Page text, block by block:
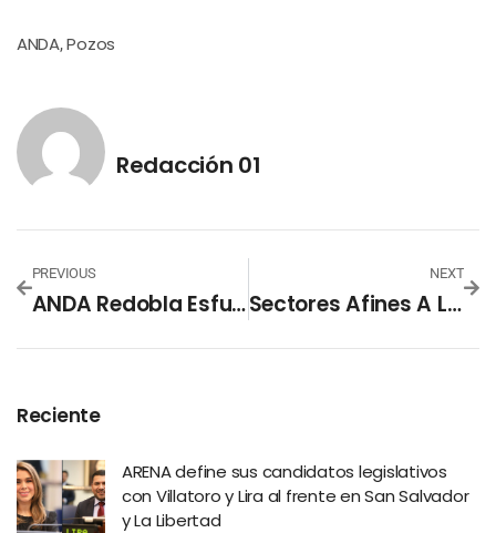
ANDA,Pozos
Redacción 01
PREVIOUS
ANDA Redobla Esfuerzos Para Brindar Un Mejor Suministro A Los Salvadoreños
NEXT
Sectores Afines A La Derecha Buscan Manejar Fondos Para Enfrentar La Crisis A Su Conveniencia
Reciente
ARENA define sus candidatos legislativos
con Villatoro y Lira al frente en San Salvador
y La Libertad